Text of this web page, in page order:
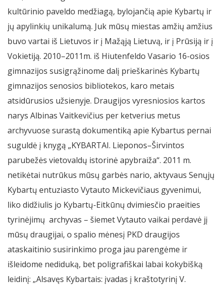
kultūrinio paveldo medžiagą, bylojančią apie Kybartų ir
jų apylinkių unikalumą. Juk mūsų miestas amžių amžius
buvo vartai iš Lietuvos ir į Mažąją Lietuvą, ir į Prūsiją ir į
Vokietiją. 2010–2011m. iš Hiutenfeldo Vasario 16-osios
gimnazijos susigrąžinome dalį prieškarinės Kybartų
gimnazijos senosios bibliotekos, karo metais
atsidūrusios užsienyje. Draugijos vyresniosios kartos
narys Albinas Vaitkevičius per ketverius metus
archyvuose surastą dokumentiką apie Kybartus pernai
suguldė į knygą „KYBARTAI. Lieponos–Širvintos
parubežės vietovaldų istorinė apybraiža“. 2011 m.
netikėtai nutrūkus mūsų garbės nario, aktyvaus Senųjų
Kybartų entuziasto Vytauto Mickevičiaus gyvenimui,
liko didžiulis jo Kybartų-Eitkūnų dvimiesčio praeities
tyrinėjimų archyvas – šiemet Vytauto vaikai perdavė jį
mūsų draugijai, o spalio mėnesį PKD draugijos
ataskaitinio susirinkimo proga jau parengėme ir
išleidome nediduką, bet poligrafiškai labai kokybišką
leidinį: „Alsavęs Kybartais: įvadas į kraštotyrinį V.